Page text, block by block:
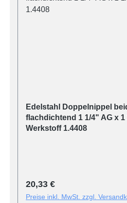
Edelstahl Doppelnippel
flachdichtend 1 1/4" AG x 1
Werkstoff 1.4408
Regulärer Preis:
20,33 €
Preise inkl. MwSt. zzgl.